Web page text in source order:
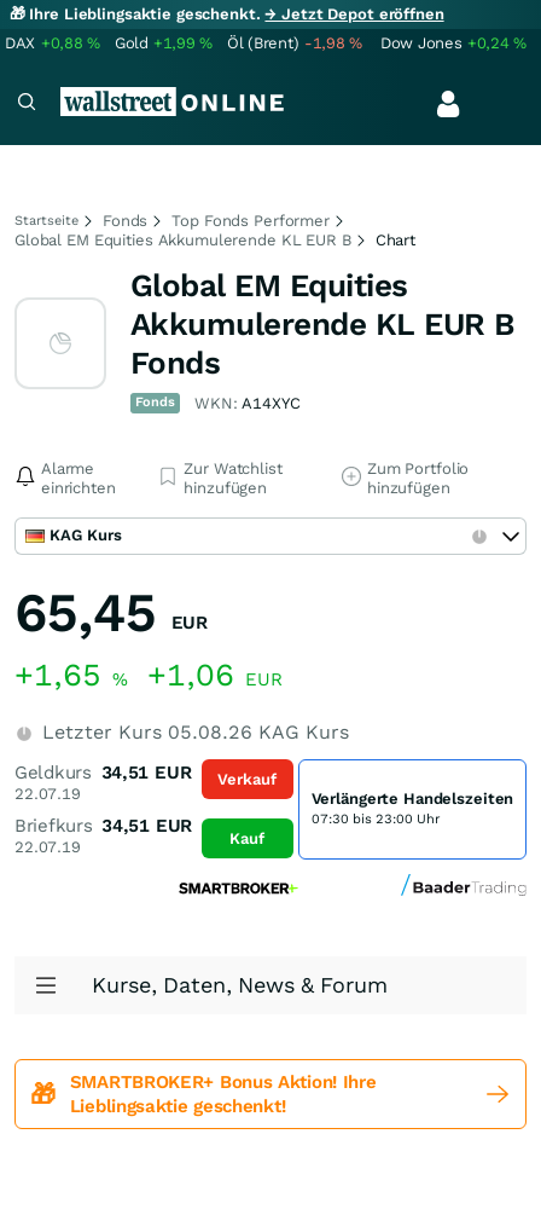
🎁 Ihre Lieblingsaktie geschenkt.→ Jetzt Depot eröffnen
DAX +0,88% Gold +1,99% Öl (Brent) -1,98% Dow Jones +0,24%
Startseite Fonds
Top Fonds Performer
Global EM Equities Akkumulerende KL EUR B
Chart
Global EM Equities
Akkumulerende KL EUR B
Fonds
Fonds WKN:A14XYC
Alarme
einrichten
Zur Watchlist
hinzufügen
Zum Portfolio
hinzufügen
KAG Kurs
65,45 EUR
+1,65 % +1,06 EUR
Letzter Kurs 05.08.26 KAG Kurs
Geldkurs
22.07.19
34,51 EUR
Briefkurs
22.07.19
34,51 EUR
Verkauf
Kauf
Verlängerte Handelszeiten
07:30 bis 23:00 Uhr
Kurse, Daten, News & Forum
🎁
SMARTBROKER+ Bonus Aktion! Ihre
Lieblingsaktie geschenkt!